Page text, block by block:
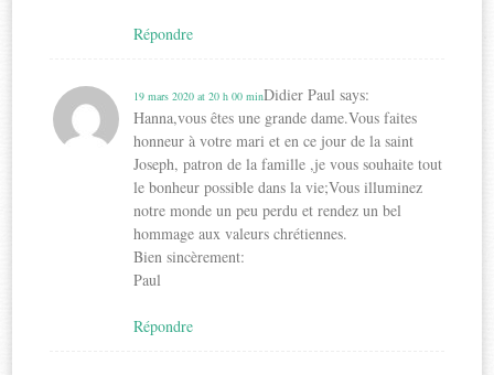
Répondre
Didier Paul says:
19 mars 2020 at 20 h 00 min
Hanna,vous êtes une grande dame.Vous faites
honneur à votre mari et en ce jour de la saint
Joseph, patron de la famille ,je vous souhaite tout
le bonheur possible dans la vie;Vous illuminez
notre monde un peu perdu et rendez un bel
hommage aux valeurs chrétiennes.
Bien sincèrement:
Paul
Répondre